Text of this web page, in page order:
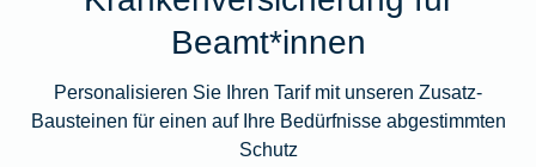
Beamt*innen
Personalisieren Sie Ihren Tarif mit unseren Zusatz-
Bausteinen für einen auf Ihre Bedürfnisse abgestimmten
Schutz